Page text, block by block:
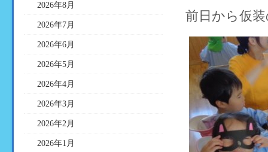
前日から仮
2026年8月
2026年7月
2026年6月
2026年5月
2026年4月
2026年3月
2026年2月
2026年1月